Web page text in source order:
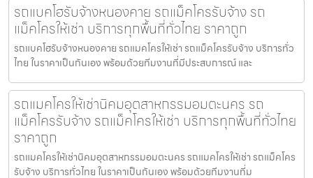
รถแบคโฮรับจ้างหนองคาย รถแม็คโครรับจ้าง รถ
แม็คโครให้เช่า บริการทุกพื้นที่ทั่วไทย ราคาถูก
รถแบคโฮรับจ้างหนองคาย รถแมคโครให้เช่า รถแม็คโครรับจ้าง บริการทั่ว
ไทย ในราคาเป็นกันเอง พร้อมด้วยทีมงานที่มีประสบการณ์ และ
รถแมคโครให้เช่านิคมอุตสาหกรรมอมตะนคร รถ
แม็คโครรับจ้าง รถแม็คโครให้เช่า บริการทุกพื้นที่ทั่วไทย
ราคาถูก
รถแมคโครให้เช่านิคมอุตสาหกรรมอมตะนคร รถแมคโครให้เช่า รถแม็คโคร
รับจ้าง บริการทั่วไทย ในราคาเป็นกันเอง พร้อมด้วยทีมงานที่ม